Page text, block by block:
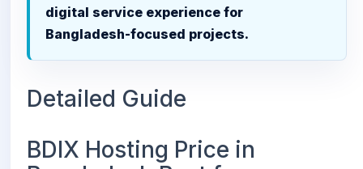
digital service experience for
Bangladesh-focused projects.
Detailed Guide
BDIX Hosting Price in